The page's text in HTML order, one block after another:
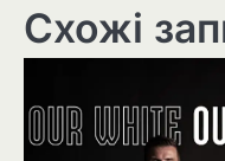
Схожі